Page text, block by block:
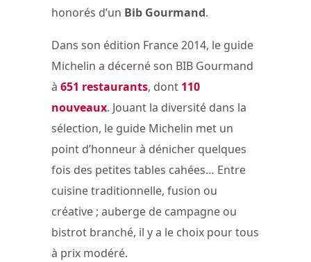
honorés d’un Bib Gourmand.
Dans son édition France 2014, le guide
Michelin a décerné son BIB Gourmand
à 651 restaurants, dont 110
nouveaux. Jouant la diversité dans la
sélection, le guide Michelin met un
point d’honneur à dénicher quelques
fois des petites tables cahées… Entre
cuisine traditionnelle, fusion ou
créative ; auberge de campagne ou
bistrot branché, il y a le choix pour tous
à prix modéré.